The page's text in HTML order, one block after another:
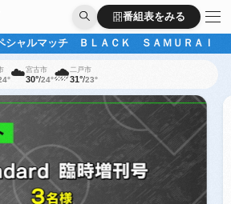
番組表をみる
番組表をみる
シャルマッチ ＢＬＡＣＫ ＳＡＭＵＲＡＩ
☁️宮古市
30°/24°🌧️二戸市
31°/23°